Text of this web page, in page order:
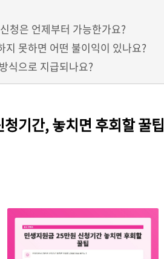
청은 언제부터 가능한가요?
지 못하면 어떤 불이익이 있나요?
식으로 지급되나요?
기간, 놓치면 후회할 꿀팁